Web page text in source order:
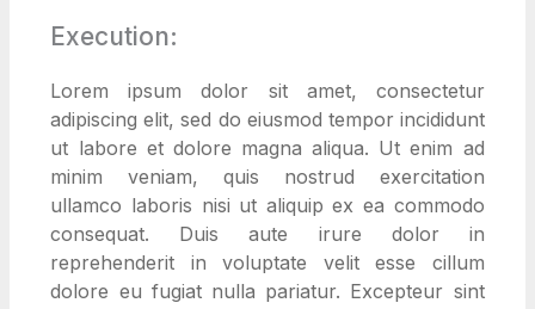
Execution:
Lorem ipsum dolor sit amet, consectetur
adipiscing elit, sed do eiusmod tempor incididunt
ut labore et dolore magna aliqua. Ut enim ad
minim veniam, quis nostrud exercitation
ullamco laboris nisi ut aliquip ex ea commodo
consequat. Duis aute irure dolor in
reprehenderit in voluptate velit esse cillum
dolore eu fugiat nulla pariatur. Excepteur sint